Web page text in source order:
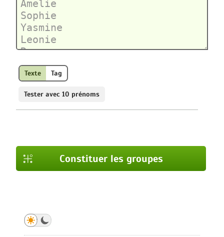
Texte Tag
Tester avec 10 prénoms
Constituer les groupes